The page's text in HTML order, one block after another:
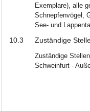
Exemplare), alle
Schnepfenvögel,
See- und
10.3 Zuständige
Zuständige
Schweinfurt -